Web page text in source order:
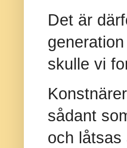
Det är
skulle vi
sådant
och